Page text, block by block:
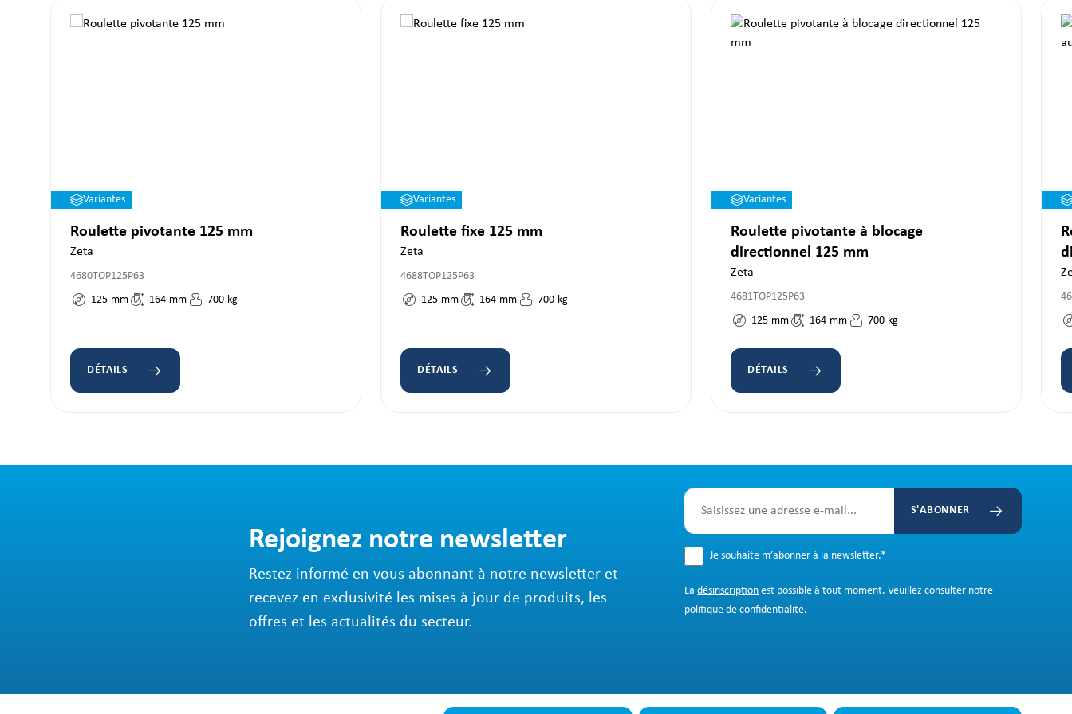
Variantes
Roulette pivotante 125 mm
Zeta
4680TOP125P63
125 mm 164 mm 700 kg
DÉTAILS
Variantes
Roulette fixe 125 mm
Zeta
4688TOP125P63
125 mm 164 mm 700 kg
DÉTAILS
Variantes
Roulette pivotante à blocage
directionnel 125 mm
Zeta
4681TOP125P63
125 mm 164 mm 700 kg
DÉTAILS
Rejoignez notre newsletter
Restez informé en vous abonnant à notre newsletter et
recevez en exclusivité les mises à jour de produits, les
offres et les actualités du secteur.
S'ABONNER
Je souhaite m’abonner à la newsletter.*
Ladésinscription est possible à tout moment. Veuillez consulter notre
politique de confidentialité.